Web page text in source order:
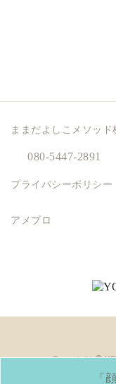
「
ままだよしこメソッド
080-5447-2891
プライバシーポリシー
アメブロ
Copyright ©